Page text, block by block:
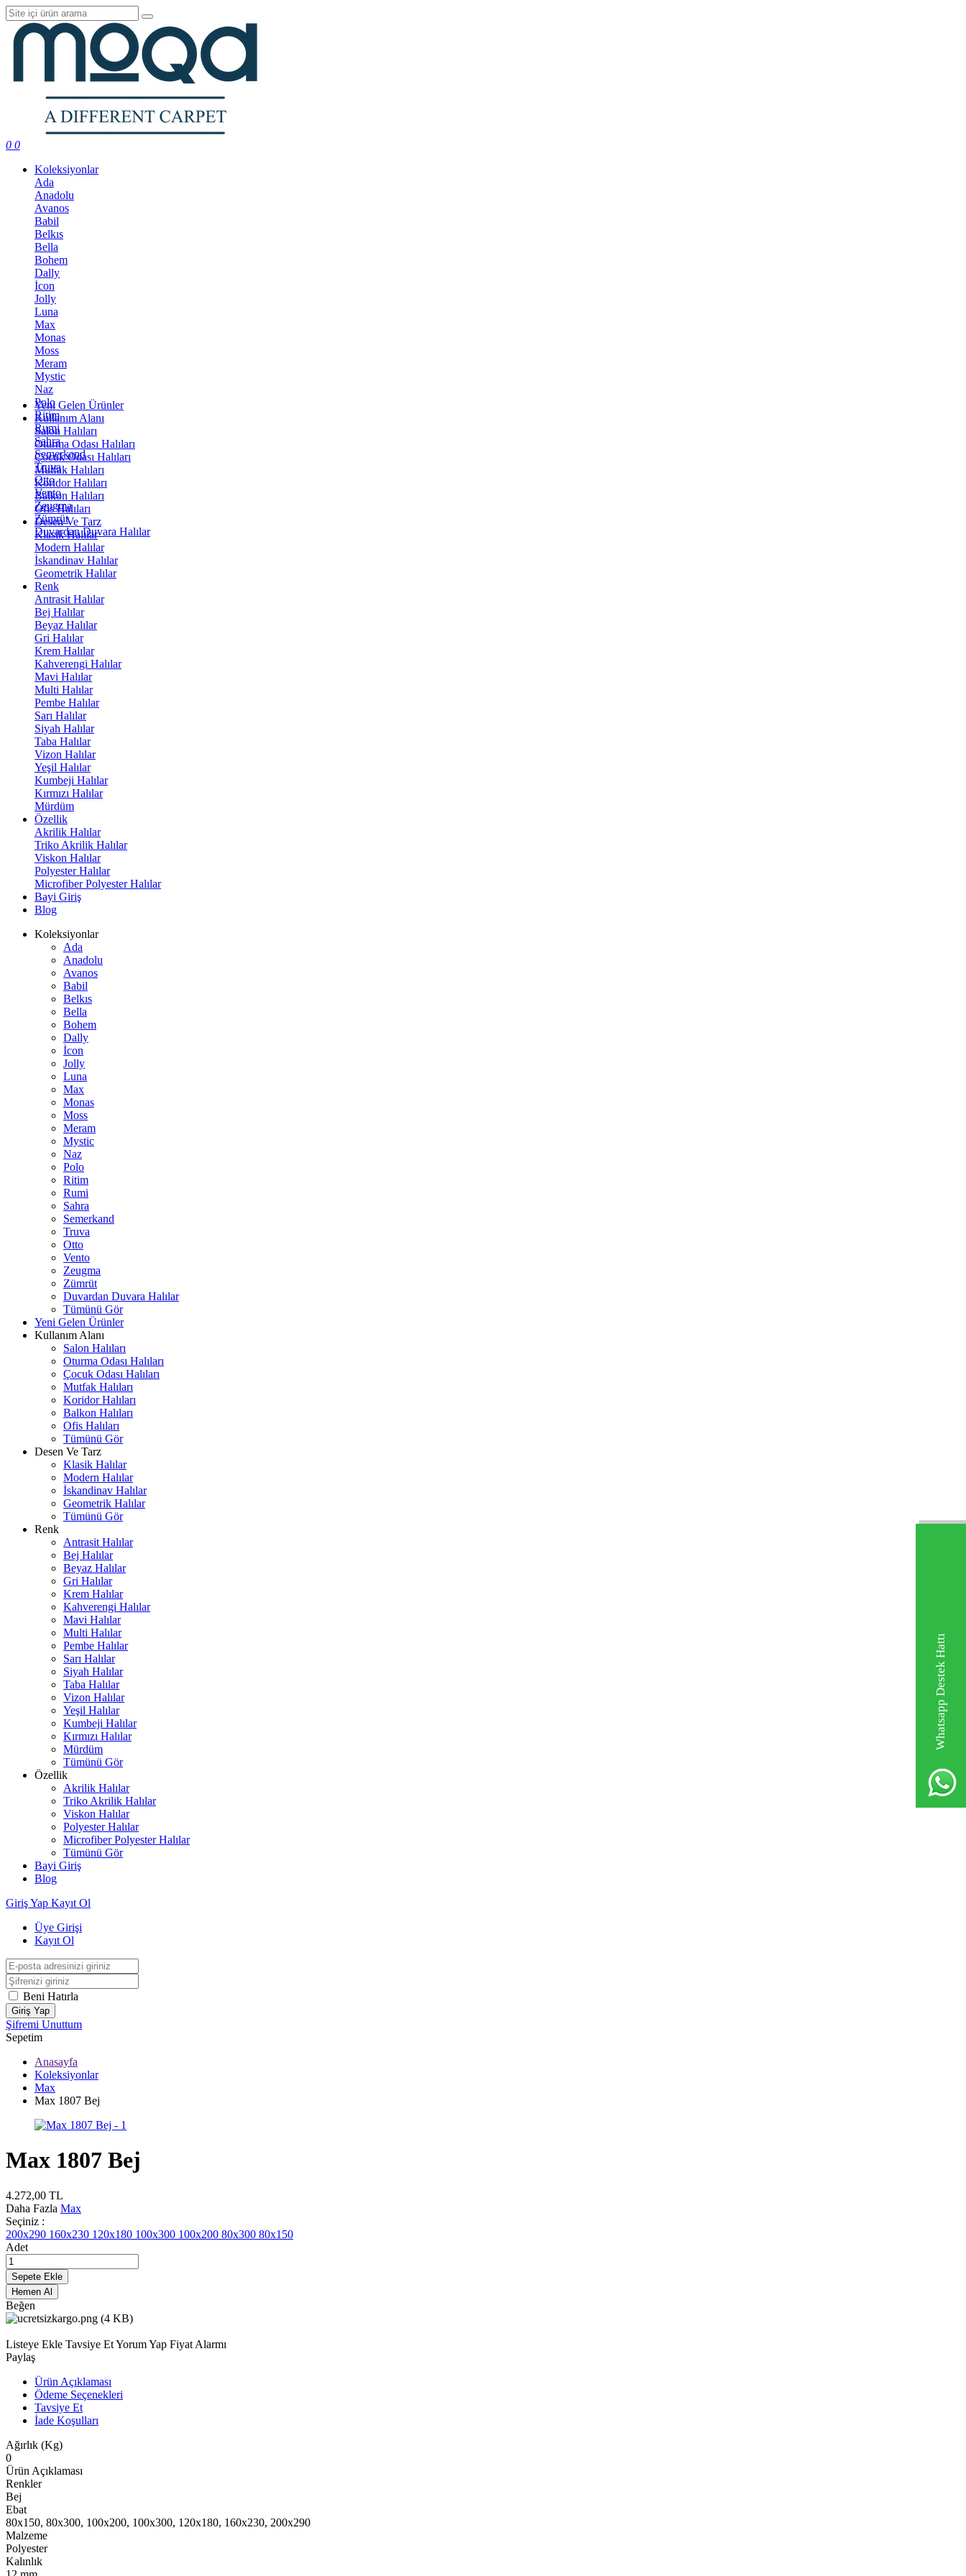
Whatsapp Destek Hattı
0 0
Koleksiyonlar
Ada
Anadolu
Avanos
Babil
Belkıs
Bella
Bohem
Dally
İcon
Jolly
Luna
Max
Monas
Moss
Meram
Mystic
Naz
Polo
Ritim
Rumi
Sahra
Semerkand
Truva
Otto
Vento
Zeugma
Zümrüt
Duvardan Duvara Halılar
Yeni Gelen Ürünler
Kullanım Alanı
Salon Halıları
Oturma Odası Halıları
Çocuk Odası Halıları
Mutfak Halıları
Koridor Halıları
Balkon Halıları
Ofis Halıları
Desen Ve Tarz
Klasik Halılar
Modern Halılar
İskandinav Halılar
Geometrik Halılar
Renk
Antrasit Halılar
Bej Halılar
Beyaz Halılar
Gri Halılar
Krem Halılar
Kahverengi Halılar
Mavi Halılar
Multi Halılar
Pembe Halılar
Sarı Halılar
Siyah Halılar
Taba Halılar
Vizon Halılar
Yeşil Halılar
Kumbeji Halılar
Kırmızı Halılar
Mürdüm
Özellik
Akrilik Halılar
Triko Akrilik Halılar
Viskon Halılar
Polyester Halılar
Microfiber Polyester Halılar
Bayi Giriş
Blog
Koleksiyonlar
Ada
Anadolu
Avanos
Babil
Belkıs
Bella
Bohem
Dally
İcon
Jolly
Luna
Max
Monas
Moss
Meram
Mystic
Naz
Polo
Ritim
Rumi
Sahra
Semerkand
Truva
Otto
Vento
Zeugma
Zümrüt
Duvardan Duvara Halılar
Tümünü Gör
Yeni Gelen Ürünler
Kullanım Alanı
Salon Halıları
Oturma Odası Halıları
Çocuk Odası Halıları
Mutfak Halıları
Koridor Halıları
Balkon Halıları
Ofis Halıları
Tümünü Gör
Desen Ve Tarz
Klasik Halılar
Modern Halılar
İskandinav Halılar
Geometrik Halılar
Tümünü Gör
Renk
Antrasit Halılar
Bej Halılar
Beyaz Halılar
Gri Halılar
Krem Halılar
Kahverengi Halılar
Mavi Halılar
Multi Halılar
Pembe Halılar
Sarı Halılar
Siyah Halılar
Taba Halılar
Vizon Halılar
Yeşil Halılar
Kumbeji Halılar
Kırmızı Halılar
Mürdüm
Tümünü Gör
Özellik
Akrilik Halılar
Triko Akrilik Halılar
Viskon Halılar
Polyester Halılar
Microfiber Polyester Halılar
Tümünü Gör
Bayi Giriş
Blog
Giriş Yap Kayıt Ol
Üye Girişi
Kayıt Ol
Beni Hatırla
Giriş Yap
Şifremi Unuttum
Sepetim
Anasayfa
Koleksiyonlar
Max
Max 1807 Bej
Max 1807 Bej
4.272,00 TL
Daha Fazla Max
Seçiniz :
200x290 160x230 120x180 100x300 100x200 80x300 80x150
Adet
Sepete Ekle
Hemen Al
Beğen
Listeye Ekle Tavsiye EtYorum Yap Fiyat Alarmı
Paylaş
Ürün Açıklaması
Ödeme Seçenekleri
Tavsiye Et
İade Koşulları
Ağırlık (Kg)
0
Ürün Açıklaması
Renkler
Bej
Ebat
80x150, 80x300, 100x200, 100x300, 120x180, 160x230, 200x290
Malzeme
Polyester
Kalınlık